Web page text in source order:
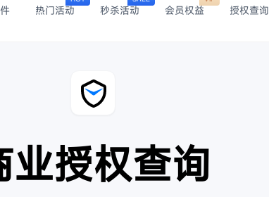
热门活动 秒杀活动 会员权益 授权查询
业授权查询